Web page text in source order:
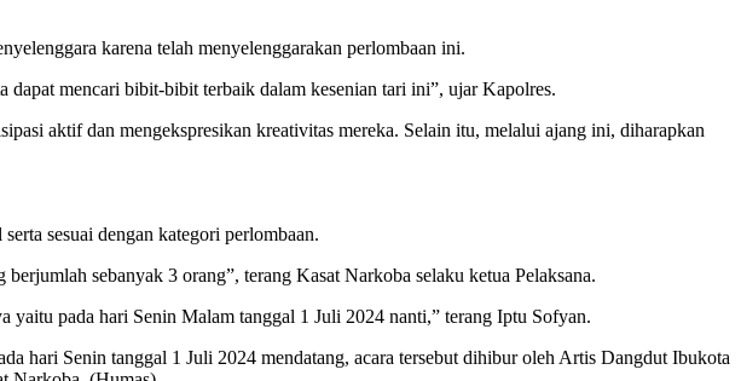
karena telah menyelenggarakan perlombaan ini.
dapat mencari bibit-bibit terbaik dalam kesenian tari ini”, ujar Kapolres.
aktif dan mengekspresikan kreativitas mereka. Selain itu, melalui ajang ini, diharapkan
sesuai dengan kategori perlombaan.
sebanyak 3 orang”, terang Kasat Narkoba selaku ketua Pelaksana.
pada hari Senin Malam tanggal 1 Juli 2024 nanti,” terang Iptu Sofyan.
hari Senin tanggal 1 Juli 2024 mendatang, acara tersebut dihibur oleh Artis Dangdut Ibukota